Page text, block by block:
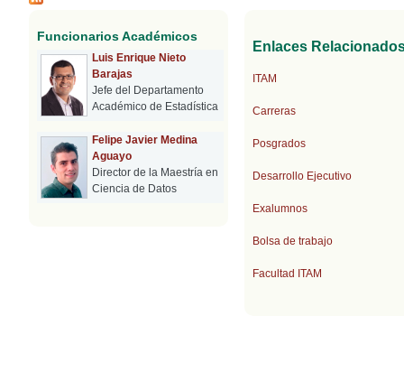
Funcionarios Académicos
Luis Enrique Nieto
Barajas
Jefe del Departamento
Académico de Estadística
Felipe Javier Medina
Aguayo
Director de la Maestría en
Ciencia de Datos
Enlaces
ITAM
Carreras
Posgrados
Desarrollo Ejecutivo
Exalumnos
Bolsa de trabajo
Facultad ITAM